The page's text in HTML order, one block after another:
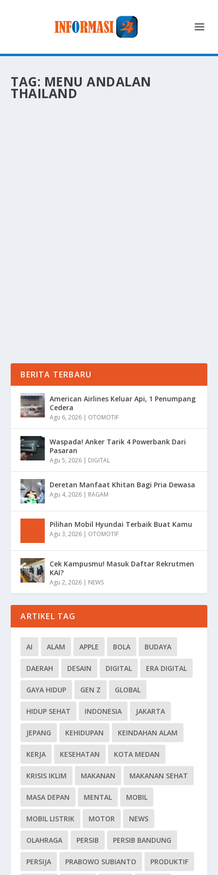
TAG: MENU ANDALAN
THAILAND
BERITA TERBARU
American Airlines Keluar Api, 1 Penumpang
Cedera
Agu 6, 2026 | OTOMOTIF
Waspada! Anker Tarik 4 Powerbank Dari
Pasaran
Agu 5, 2026 | DIGITAL
Deretan Manfaat Khitan Bagi Pria Dewasa
Agu 4, 2026 | RAGAM
Pilihan Mobil Hyundai Terbaik Buat Kamu
Agu 3, 2026 | OTOMOTIF
Cek Kampusmu! Masuk Daftar Rekrutmen
KAI?
Agu 2, 2026 | NEWS
ARTIKEL TAG
AI ALAM APPLE BOLA BUDAYA
DAERAH DESAIN DIGITAL ERA DIGITAL
GAYA HIDUP GEN Z GLOBAL
HIDUP SEHAT INDONESIA JAKARTA
JEPANG KEHIDUPAN KEINDAHAN ALAM
KERJA KESEHATAN KOTA MEDAN
KRISIS IKLIM MAKANAN MAKANAN SEHAT
MASA DEPAN MENTAL MOBIL
MOBIL LISTRIK MOTOR NEWS
OLAHRAGA PERSIB PERSIB BANDUNG
PERSIJA PRABOWO SUBIANTO PRODUKTIF